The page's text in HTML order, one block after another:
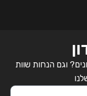
וגם הנחות שוות